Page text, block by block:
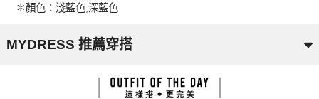
✽顏色：淺藍色,深藍色
MYDRESS 推薦穿搭